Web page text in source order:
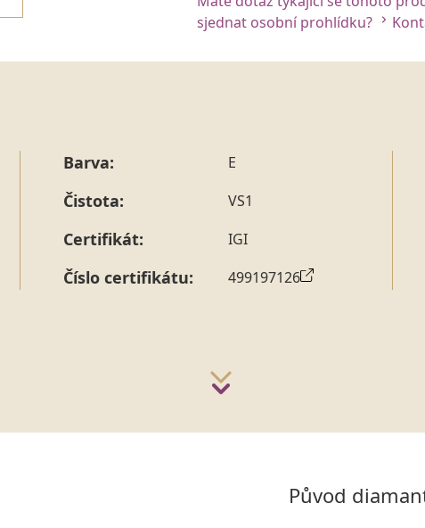
sjednat osobní prohlídku?
Barva: E
Čistota: VS1
Certifikát: IGI
Číslo certifikátu: 499197126
Původ